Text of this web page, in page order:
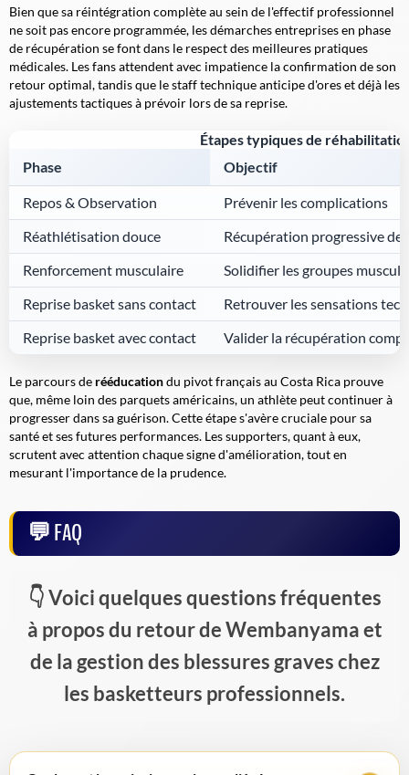
Bien que sa réintégration complète au sein de l'effectif professionnel
ne soit pas encore programmée, les démarches entreprises en phase
de récupération se font dans le respect des meilleures pratiques
médicales. Les fans attendent avec impatience la confirmation de son
retour optimal, tandis que le staff technique anticipe d'ores et déjà les
ajustements tactiques à prévoir lors de sa reprise.
Étapes typiques de
Phase
Objectif
Repos & Observation
Prévenir les complications
Réathlétisation douce
Récupération progressive de
Renforcement musculaire
Solidifier les groupes
Reprise basket sans contact
Retrouver les sensations
Reprise basket avec contact
Valider la récupération
Le parcours de rééducationdu pivot français au Costa Rica prouve
que, même loin des parquets américains, un athlète peut continuer à
progresser dans sa guérison. Cette étape s'avère cruciale pour sa
santé et ses futures performances. Les supporters, quant à eux,
scrutent avec attention chaque signe d'amélioration, tout en
mesurant l'importance de la prudence.
FAQ
Voici quelques questions fréquentes
à propos du retour de Wembanyama et
de la gestion des blessures graves chez
les basketteurs professionnels.